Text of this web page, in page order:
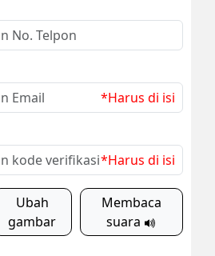
*Harus di isi
*Harus di isi
Ubah
gambar
Membaca
suara